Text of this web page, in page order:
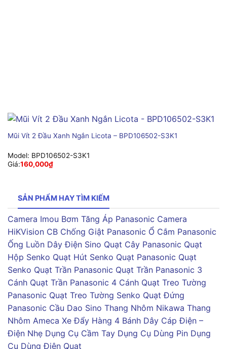
Mũi Vít 2 Đầu Xanh Ngắn Licota – BPD106502-S3K1
Model: BPD106502-S3K1
Giá:160,000₫
SẢN PHẨM HAY TÌM KIẾM
Camera Imou Bơm Tăng Áp Panasonic Camera
HiKVision CB Chống Giật Panasonic Ổ Cắm Panasonic
Ống Luồn Dây Điện Sino Quạt Cây Panasonic Quạt
Hộp Senko Quạt Hút Senko Quạt Panasonic Quạt
Senko Quạt Trần Panasonic Quạt Trần Panasonic 3
Cánh Quạt Trần Panasonic 4 Cánh Quạt Treo Tường
Panasonic Quạt Treo Tường Senko Quạt Đứng
Panasonic Cầu Dao Sino Thang Nhôm Nikawa Thang
Nhôm Ameca Xe Đẩy Hàng 4 Bánh Dây Cáp Điện –
Điện Nhẹ Dụng Cụ Cầm Tay Dụng Cụ Dùng Pin Dụng
Cụ Dùng Điện Quạt